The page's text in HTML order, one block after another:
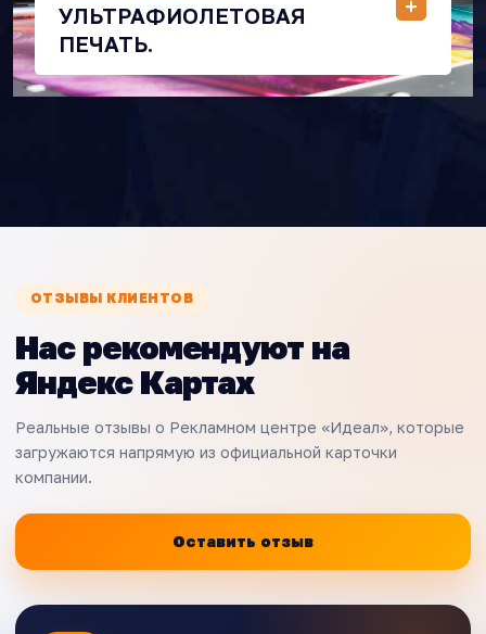
УЛЬТРАФИОЛЕТОВАЯ
ПЕЧАТЬ.
ОТЗЫВЫ КЛИЕНТОВ
Нас рекомендуют на
Яндекс Картах
Реальные отзывы о Рекламном центре «Идеал», которые
загружаются напрямую из официальной карточки
компании.
Оставить отзыв